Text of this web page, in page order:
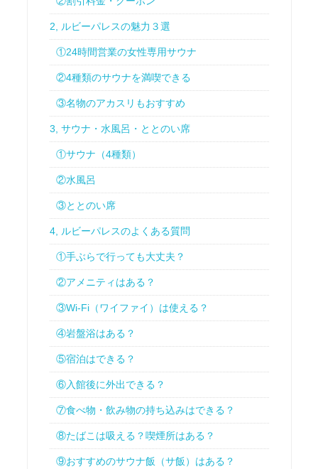
2, ルビーパレスの魅力３選
①24時間営業の女性専用サウナ
②4種類のサウナを満喫できる
③名物のアカスリもおすすめ
3, サウナ・水風呂・ととのい席
①サウナ（4種類）
②水風呂
③ととのい席
4, ルビーパレスのよくある質問
①手ぶらで行っても大丈夫？
②アメニティはある？
③Wi-Fi（ワイファイ）は使える？
④岩盤浴はある？
⑤宿泊はできる？
⑥入館後に外出できる？
⑦食べ物・飲み物の持ち込みはできる？
⑧たばこは吸える？喫煙所はある？
⑨おすすめのサウナ飯（サ飯）はある？